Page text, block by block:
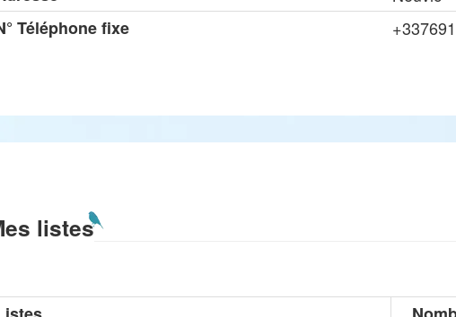
Téléphone fixe
listes